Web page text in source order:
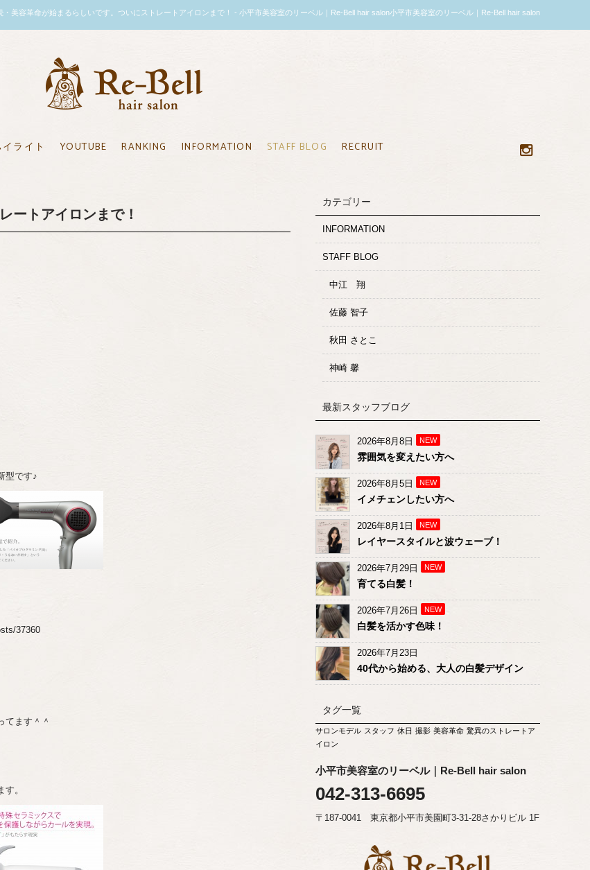
・美容革命が始まるらしいです。ついにストレートアイロンまで！ - 小平市美容室のリーベル｜Re-Bell hair salon小平市美容室のリーベル｜Re-Bell hair salon
ライト YOUTUBE RANKING INFORMATION STAFF BLOG RECRUIT
ートアイロンまで！
型です♪
37360
てます＾＾
。
カテゴリー
INFORMATION
STAFF BLOG
中江 翔
佐藤 智子
秋田 さとこ
神崎 馨
最新スタッフブログ
2026年8月8日 NEW
雰囲気を変えたい方へ
2026年8月5日 NEW
イメチェンしたい方へ
2026年8月1日 NEW
レイヤースタイルと波ウェーブ！
2026年7月29日 NEW
育てる白髪！
2026年7月26日 NEW
白髪を活かす色味！
2026年7月23日
40代から始める、大人の白髪デザイン
タグ一覧
サロンモデル スタッフ 休日 撮影 美容革命 驚異のストレートア
イロン
小平市美容室のリーベル｜Re-Bell hair salon
042-313-6695
〒187-0041 東京都小平市美園町3-31-28さかりビル 1F